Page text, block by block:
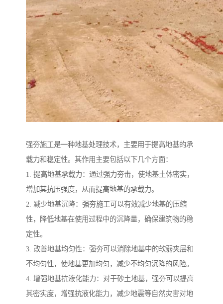
强夯施工是一种地基处理技术，主要用于提高地基的承
载力和稳定性。其作用主要包括以下几个方面：
1. 提高地基承载力：通过强力夯击，使地基土体密实，
增加其抗压强度，从而提高地基的承载力。
2. 减少地基沉降：强夯施工可以有效减少地基的压缩
性，降低地基在使用过程中的沉降量，确保建筑物的稳
定性。
3. 改善地基均匀性：强夯可以消除地基中的软弱夹层和
不均匀性，使地基更加均匀，减少不均匀沉降的风险。
4. 增强地基抗液化能力：对于砂土地基，强夯可以提高
其密实度，增强抗液化能力，减少地震等自然灾害对地